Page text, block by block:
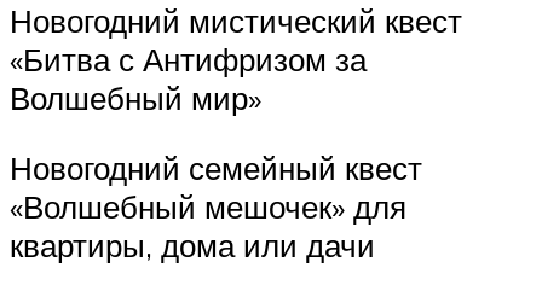
Новогодний мистический квест
«Битва с Антифризом за
Волшебный мир»
Новогодний семейный квест
«Волшебный мешочек» для
квартиры, дома или дачи